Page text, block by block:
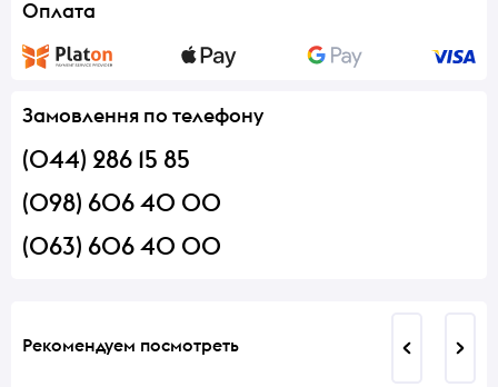
Оплата
Замовлення по телефону
(044) 286 15 85
(098) 606 40 00
(063) 606 40 00
Рекомендуем посмотреть